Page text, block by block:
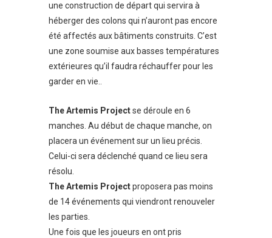
une construction de départ qui servira à
héberger des colons qui n’auront pas encore
été affectés aux bâtiments construits. C’est
une zone soumise aux basses températures
extérieures qu’il faudra réchauffer pour les
garder en vie..
The Artemis Projectse déroule en 6
manches. Au début de chaque manche, on
placera un événement sur un lieu précis.
Celui-ci sera déclenché quand ce lieu sera
résolu.
The Artemis Projectproposera pas moins
de 14 événements qui viendront renouveler
les parties.
Une fois que les joueurs en ont pris